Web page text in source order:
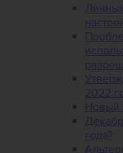
2022
Новый
года?